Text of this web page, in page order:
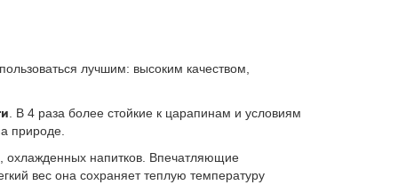
лучшим: высоким качеством,
. В 4 раза более стойкие к царапинам и условиям
природе.
напитков. Впечатляющие
вес она сохраняет теплую температуру